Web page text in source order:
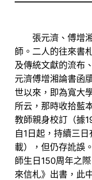
張元濟、傅增
師。二人的往來書
及傳統文獻的流布
元濟傅增湘論書函
世以來，即為寬大
所云，那時收拾藍
教師親身校訂（據
自1日起，持續三
載），但仍存訛誤
師生日150周年之
來信札》出書，此